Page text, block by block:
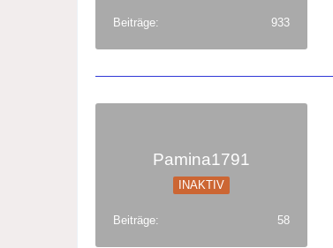
Beiträge 933
Pamina1791
INAKTIV
Beiträge 58